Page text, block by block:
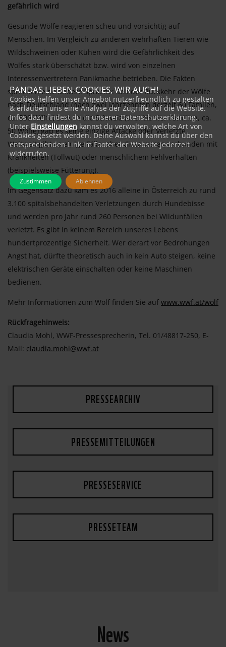
gefährlich wird
Gesunde Wölfe reagieren scheu und vorsichtig auf
Menschen. Im Vergleich zu anderen wehrhaften Tieren wie
Wildschweinen oder Kühen wird die Gefährlichkeit des
Wolfes stark überschätzt bzw. wird von einzelnen
Interessenvertretern Panikmache betrieben. Die Fakten
sprechen eine andere Sprache: Seit der Rückkehr der Wölfe
nach Deutschland (nach zwei Jahrzehnten derzeit 60 Familen,
ca. 500 Wölfe) bzw. in die Schweiz (drei bis vier Familien, ca.
50 Wölfe) gab es keine einzige Attacke oder Verletzte.
Weltweit gibt es einige Fälle, aber diese waren verbunden mit
Krankheiten (Tollwut) oder menschlichem Fehlverhalten
(beispielsweise Fütterung).
Im Gegensatz dazu kam es 2016 alleine in Österreich zu rund
3.100 spitalsbehandelten Verletzungen durch Hundebisse
und werden pro Jahr rund 260 Personen bei Wildunfällen
verletzt. Es gibt in keinem Bereich unseres Lebens
hundertprozentige Sicherheit. Wer derart vor Bedrohungen
Angst hat, dürfte theoretisch auch in kein Auto steigen, keine
elektrischen Geräte einschalten oder keine Maschinen
bedienen.
Mehr Informationen zum Wolf finden Sie auf www.wwf.at/wolf
Rückfragehinweis:
Claudia Mohl, WWF-Pressesprecherin, Tel. 01/48817-250, E-
Mail: claudia.mohl@wwf.at
PRESSEARCHIV
PRESSEMITTEILUNGEN
PRESSESERVICE
PRESSETEAM
News
PANDAS LIEBEN COOKIES, WIR AUCH!
Cookies helfen unser Angebot nutzerfreundlich zu gestalten
& erlauben uns eine Analyse der Zugriffe auf die Website.
Infos dazu findest du in unserer Datenschutzerklärung.
Unter Einstellungen kannst du verwalten, welche Art von
Cookies gesetzt werden. Deine Auswahl kannst du über den
entsprechenden Link im Footer der Website jederzeit
widerrufen.
Zustimmen Ablehnen